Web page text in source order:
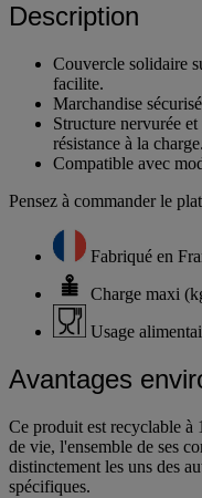
Description
Couvercle solidaire
facilite.
Marchandise
Structure nervurée
résistance à la charge.
Compatible avec
Pensez à commander le
Fabriqué en
Charge maxi
Usage
Avantages
Ce produit est recyclable à
de vie, l'ensemble de ses
distinctement les uns des
spécifiques.